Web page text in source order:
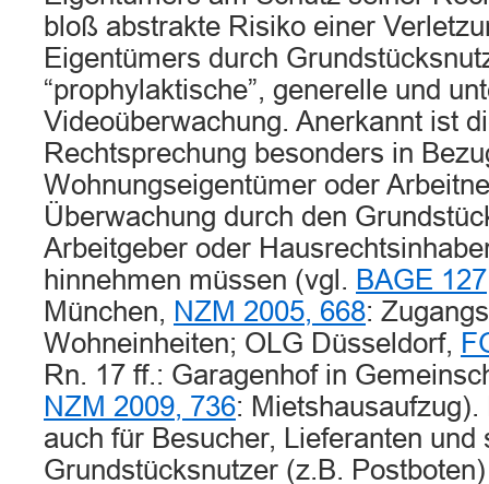
bloß abstrakte Risiko einer
Eigentümers durch
“prophylaktische”, generelle und
Videoüberwachung. Anerkannt ist
Rechtsprechung besonders in
Wohnungseigentümer oder
Überwachung durch den
Arbeitgeber oder
hinnehmen müssen (vgl. BAGE
München, NZM 2005, 668:
Wohneinheiten; OLG Düsseldorf,
Rn. 17 ff.: Garagenhof in
NZM 2009, 736:
auch für Besucher, Lieferanten und
Grundstücksnutzer (z.B.